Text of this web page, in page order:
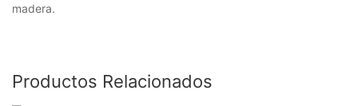
madera.
Productos Relacionados